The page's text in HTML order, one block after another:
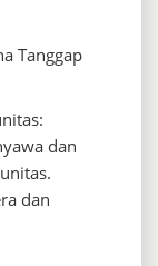
Tanggap
dan
dan